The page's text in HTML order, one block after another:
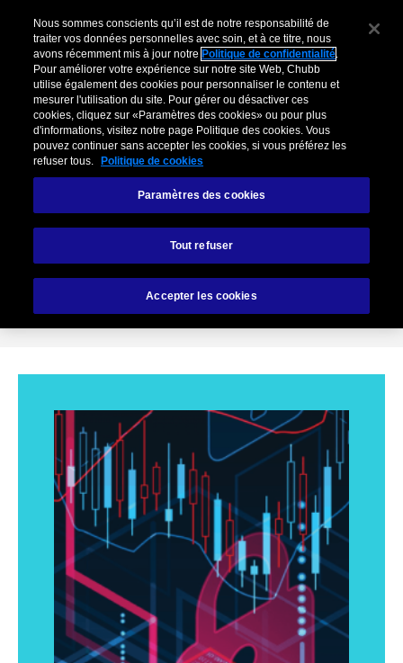
Podcast sur l'assurance
cyber-risques et la
sécurité informatique
Nous sommes conscients qu’il est de notre responsabilité de
traiter vos données personnelles avec soin, et à ce titre, nous
avons récemment mis à jour notre Politique de confidentialité.
Pour améliorer votre expérience sur notre site Web, Chubb
utilise également des cookies pour personnaliser le contenu et
mesurer l'utilisation du site. Pour gérer ou désactiver ces
cookies, cliquez sur «Paramètres des cookies» ou pour plus
d'informations, visitez notre page Politique des cookies. Vous
pouvez continuer sans accepter les cookies, si vous préférez les
refuser tous.
Politique de cookies
Paramètres des cookies
Tout refuser
Accepter les cookies